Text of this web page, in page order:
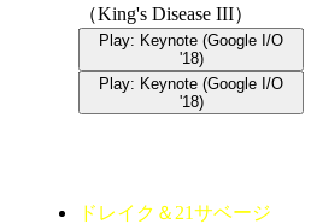
（King's Disease III）
Play: Keynote (Google I/O
'18)
Play: Keynote (Google I/O
'18)
ドレイク＆21サベージ